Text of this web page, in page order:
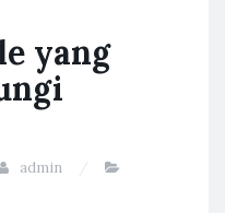
yang
admin